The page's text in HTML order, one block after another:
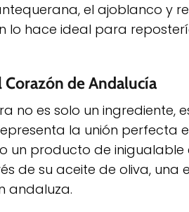
el ajoblanco y
hace ideal para
de Andalucía
no es solo un
la unión perfecta
un producto de
de su aceite de oliva,
andaluza.